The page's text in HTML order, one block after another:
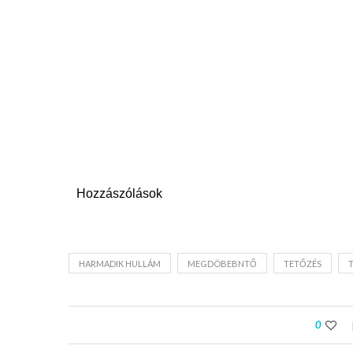
Hozzászólások
HARMADIK HULLÁM MEGDÖBEBNTŐ TETŐZÉS
0